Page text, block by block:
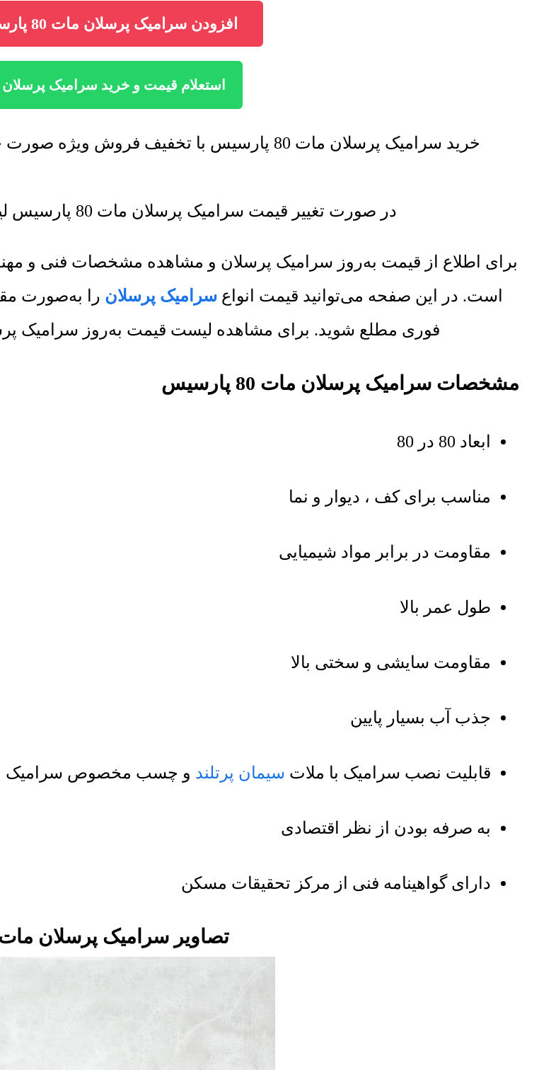
افزودن سرامیک پرسلان مات 80 پارسیس به سبد خرید
استعلام قیمت و خرید سرامیک پرسلان مات 80
خرید سرامیک پرسلان مات 80 پارسیس با تخفیف فروش ویژه صورت خواهد گرفت. برای اطلاع از تخفیف ها تماس بگیرید.
در صورت تغییر قیمت سرامیک پرسلان مات 80 پارسیس لیست قیمت جدید به روز رسانی میشود.
برای اطلاع از قیمت به‌روز سرامیک پرسلان و مشاهده مشخصات فنی و
است. در این صفحه می‌توانید قیمت انواعسرامیک پرسلان را به‌صورت
فوری مطلع شوید. برای مشاهده لیست قیمت به‌روز سرامیک
مشخصات سرامیک پرسلان مات 80 پارسیس
ابعاد 80 در 80
مناسب برای کف ، دیوار و نما
مقاومت در برابر مواد شیمیایی
طول عمر بالا
مقاومت سایشی و سختی بالا
جذب آب بسیار پایین
قابلیت نصب سرامیک با ملات سیمان پرتلند و چسب مخصوص سرامیک
به صرفه بودن از نظر اقتصادی
دارای گواهینامه فنی از مرکز تحقیقات مسکن
تصاویر سرامیک پرسلان مات 80